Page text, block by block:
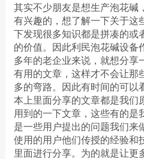
其实不少朋友是想生产泡花碱
有兴趣的，想了解一下关于这
下发现很多知识都是拼凑的或
的价值。因此利民泡花碱设备
多年的老企业来说，就想分享
有用的文章，这样才不会让那
多的弯路。因此有时间的可以
本上里面分享的文章都是我们
用到的一下文章，这些有的是
是一些用户提出的问题我们来
使用的用户他们传授的经验和
里面进行分享。为的就是让更